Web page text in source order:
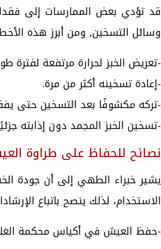
قد تؤدي بعض الممارسات إلى
وسائل التسخين, ومن أبرز هذه
-تعريض الخبز لحرارة مرتفعة لفترة
-إعادة تسخينه أكثر من مرة.
-تركه مكشوفًا بعد التسخين حتى
-تسخين الخبز المجمد دون إذابته
نصائح للحفاظ على طراوة
يشير خبراء الطهي إلى أن جودة
الاستخدام، لذلك ينصح باتباع
-حفظ العيش في أكياس محكمة